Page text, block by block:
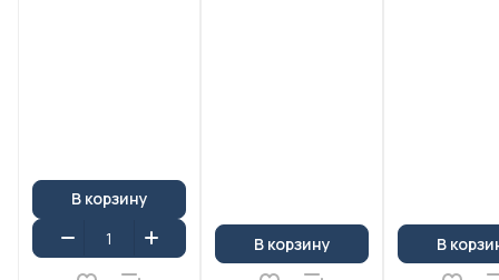
В корзину
В корзину В